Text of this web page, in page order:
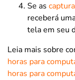
Se as
receberá
tela em seu
Leia mais sobre
horas para
horas para